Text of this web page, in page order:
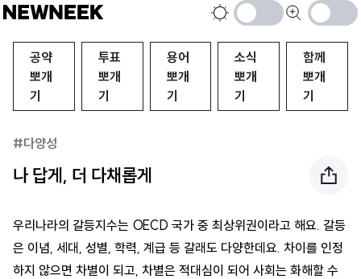
상
반
전
하
기
글
씨
키
우
기
공약
뽀개
기
투표
뽀개
기
용어
뽀개
기
소식
뽀개
기
함께
뽀개
기
#다양성
나 답게, 더 다채롭게
우리나라의 갈등지수는 OECD 국가 중 최상위권이라고 해요. 갈등
은 이념, 세대, 성별, 학력, 계급 등 갈래도 다양한데요. 차이를 인정
하지 않으면 차별이 되고, 차별은 적대심이 되어 사회는 화해할 수